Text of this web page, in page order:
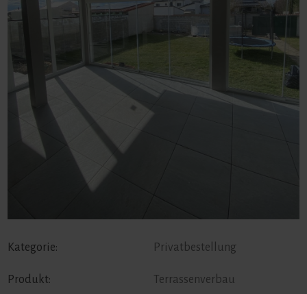
Kategorie: Privatbestellung
Produkt: Terrassenverbau